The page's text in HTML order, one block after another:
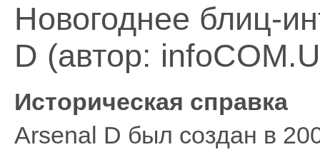
Новогоднее блиц-
D (автор:
Историческая справка
Arsenal D был создан в